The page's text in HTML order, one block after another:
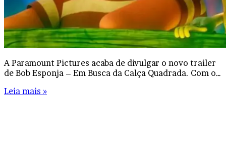
A Paramount Pictures acaba de divulgar o novo trailer
de Bob Esponja – Em Busca da Calça Quadrada. Com o…
Leia mais »